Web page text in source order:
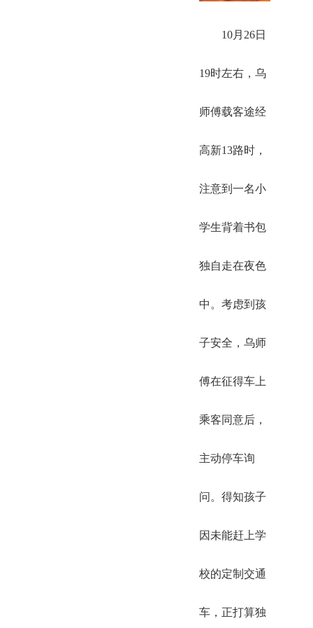
10月26日
19时左右，乌
师傅载客途经
高新13路时，
注意到一名小
学生背着书包
独自走在夜色
中。考虑到孩
子安全，乌师
傅在征得车上
乘客同意后，
主动停车询
问。得知孩子
因未能赶上学
校的定制交通
车，正打算独